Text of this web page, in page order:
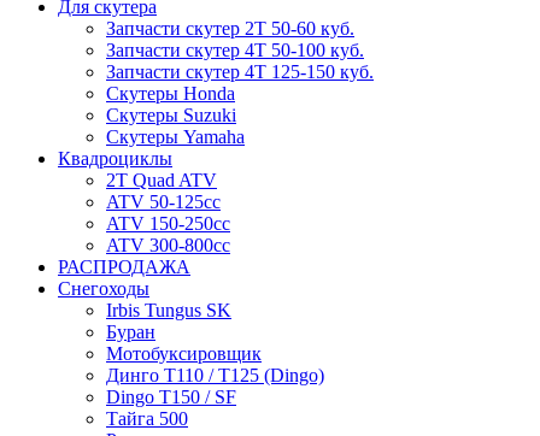
Для скутера
Запчасти скутер 2Т 50-60 куб.
Запчасти скутер 4Т 50-100 куб.
Запчасти скутер 4Т 125-150 куб.
Скутеры Honda
Скутеры Suzuki
Скутеры Yamaha
Квадроциклы
2T Quad ATV
ATV 50-125cc
ATV 150-250cc
ATV 300-800cc
РАСПРОДАЖА
Снегоходы
Irbis Tungus SK
Буран
Мотобуксировщик
Динго T110 / T125 (Dingo)
Dingo T150 / SF
Тайга 500